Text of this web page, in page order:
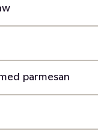
parmesan